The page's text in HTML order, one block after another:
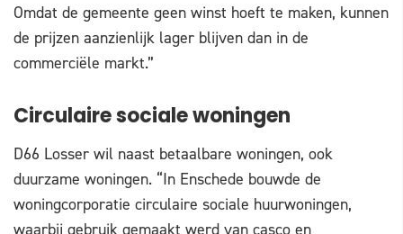
Omdat de gemeente geen winst hoeft te maken, kunnen
de prijzen aanzienlijk lager blijven dan in de
commerciële markt.”
Circulaire sociale woningen
D66 Losser wil naast betaalbare woningen, ook
duurzame woningen. “In Enschede bouwde de
woningcorporatie circulaire sociale huurwoningen,
waarbij gebruik gemaakt werd van casco en